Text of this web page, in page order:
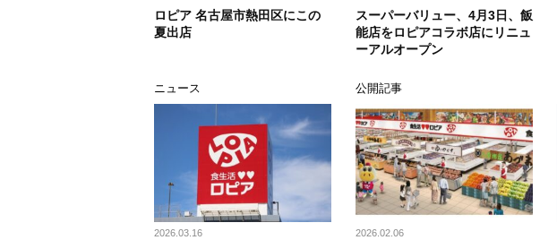
ロピア 名古屋市熱田区にこの
夏出店
スーパーバリュー、4月3日、飯
能店をロピアコラボ店にリニュ
ーアルオープン
ニュース
2026.03.16
公開記事
2026.02.06